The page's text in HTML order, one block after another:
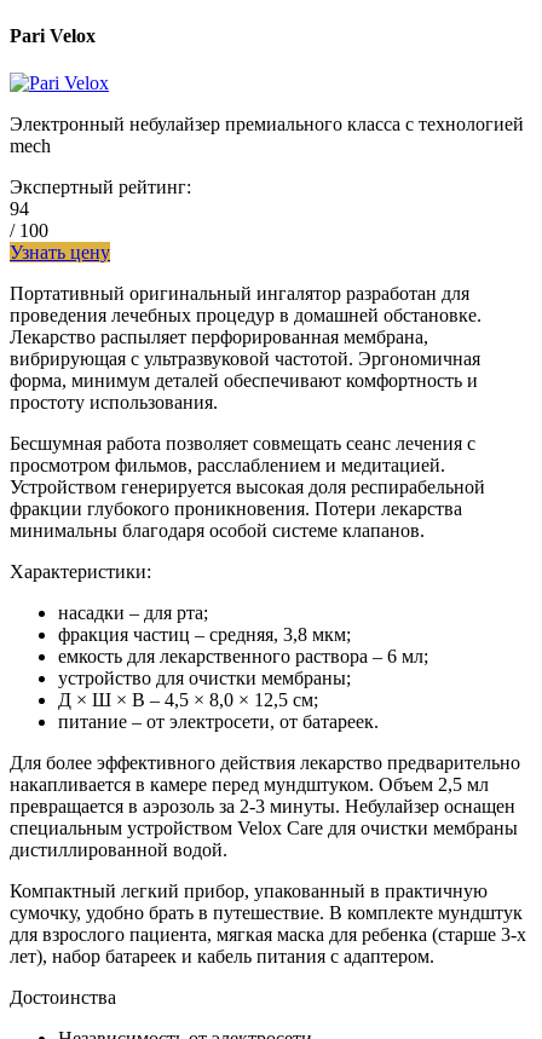
Pari Velox
Электронный небулайзер премиального класса с технологией
mech
Экспертный рейтинг:
94
/ 100
Узнать цену
Портативный оригинальный ингалятор разработан для
проведения лечебных процедур в домашней обстановке.
Лекарство распыляет перфорированная мембрана,
вибрирующая с ультразвуковой частотой. Эргономичная
форма, минимум деталей обеспечивают комфортность и
простоту использования.
Бесшумная работа позволяет совмещать сеанс лечения с
просмотром фильмов, расслаблением и медитацией.
Устройством генерируется высокая доля респирабельной
фракции глубокого проникновения. Потери лекарства
минимальны благодаря особой системе клапанов.
Характеристики:
насадки – для рта;
фракция частиц – средняя, 3,8 мкм;
емкость для лекарственного раствора – 6 мл;
устройство для очистки мембраны;
Д × Ш × В – 4,5 × 8,0 × 12,5 см;
питание – от электросети, от батареек.
Для более эффективного действия лекарство предварительно
накапливается в камере перед мундштуком. Объем 2,5 мл
превращается в аэрозоль за 2-3 минуты. Небулайзер оснащен
специальным устройством Velox Care для очистки мембраны
дистиллированной водой.
Компактный легкий прибор, упакованный в практичную
сумочку, удобно брать в путешествие. В комплекте мундштук
для взрослого пациента, мягкая маска для ребенка (старше 3-х
лет), набор батареек и кабель питания с адаптером.
Достоинства